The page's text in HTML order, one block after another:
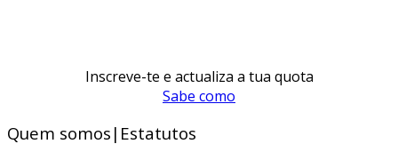
Inscreve-te e actualiza a tua quota
Sabe como
Quem somos|Estatutos